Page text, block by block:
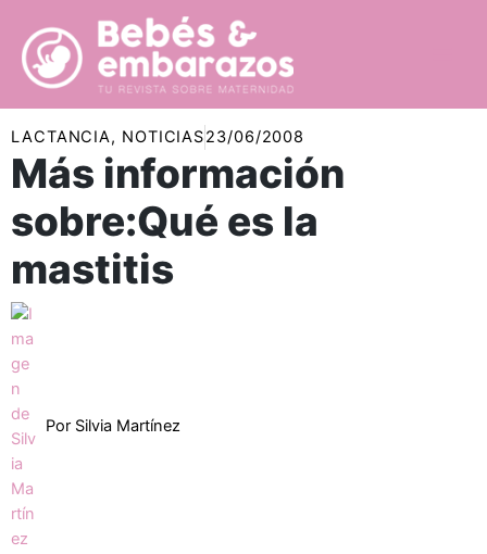
contenido
LACTANCIA, NOTICIAS23/06/2008
Más información
sobre:Qué es la
mastitis
Por Silvia Martínez